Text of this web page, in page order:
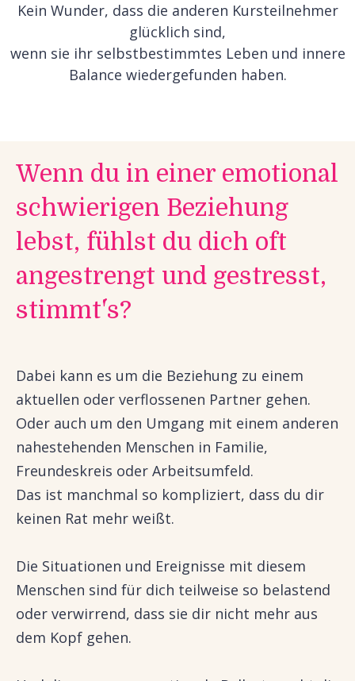
Kein Wunder, dass die anderen Kursteilnehmer
glücklich sind,
wenn sie ihr selbstbestimmtes Leben und innere
Balance wiedergefunden haben.
Wenn du in einer emotional
schwierigen Beziehung
lebst, fühlst du dich oft
angestrengt und gestresst,
stimmt´'s?
Dabei kann es um die Beziehung zu einem
aktuellen oder verflossenen Partner gehen.
Oder auch um den Umgang mit einem anderen
nahestehenden Menschen in Familie,
Freundeskreis oder Arbeitsumfeld.
Das ist manchmal so kompliziert, dass du dir
keinen Rat mehr weißt.
Die Situationen und Ereignisse mit diesem
Menschen sind für dich teilweise so belastend
oder verwirrend, dass sie dir nicht mehr aus
dem Kopf gehen.